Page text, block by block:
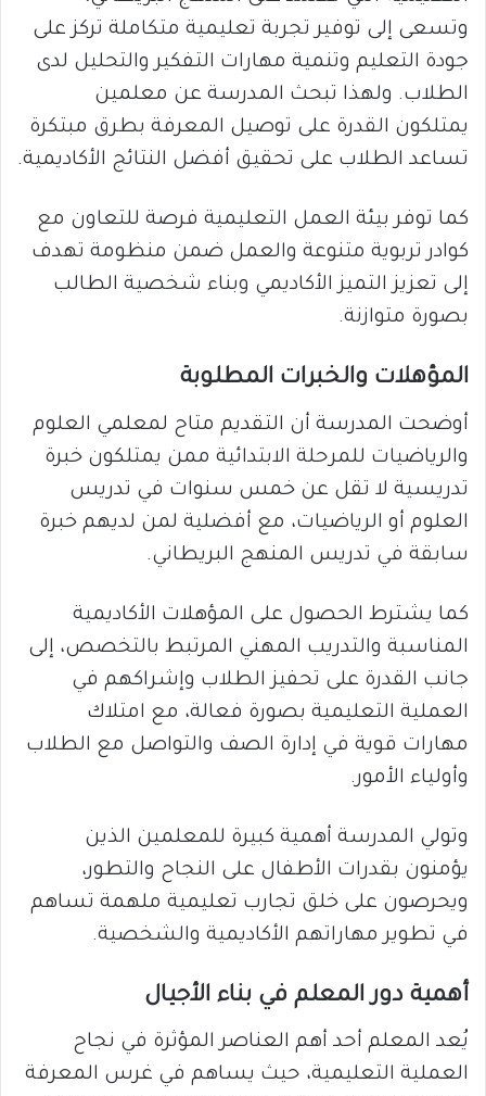
وتسعى إلى توفير تجربة تعليمية متكاملة تركز على
جودة التعليم وتنمية مهارات التفكير والتحليل لدى
الطلاب. ولهذا تبحث المدرسة عن معلمين
يمتلكون القدرة على توصيل المعرفة بطرق مبتكرة
تساعد الطلاب على تحقيق أفضل النتائج الأكاديمية.
كما توفر بيئة العمل التعليمية فرصة للتعاون مع
كوادر تربوية متنوعة والعمل ضمن منظومة تهدف
إلى تعزيز التميز الأكاديمي وبناء شخصية الطالب
بصورة متوازنة.
المؤهلات والخبرات المطلوبة
أوضحت المدرسة أن التقديم متاح لمعلمي العلوم
والرياضيات للمرحلة الابتدائية ممن يمتلكون خبرة
تدريسية لا تقل عن خمس سنوات في تدريس
العلوم أو الرياضيات، مع أفضلية لمن لديهم خبرة
سابقة في تدريس المنهج البريطاني.
كما يشترط الحصول على المؤهلات الأكاديمية
المناسبة والتدريب المهني المرتبط بالتخصص، إلى
جانب القدرة على تحفيز الطلاب وإشراكهم في
العملية التعليمية بصورة فعالة، مع امتلاك
مهارات قوية في إدارة الصف والتواصل مع الطلاب
وأولياء الأمور.
وتولي المدرسة أهمية كبيرة للمعلمين الذين
يؤمنون بقدرات الأطفال على النجاح والتطور،
ويحرصون على خلق تجارب تعليمية ملهمة تساهم
في تطوير مهاراتهم الأكاديمية والشخصية.
أهمية دور المعلم في بناء الأجيال
يُعد المعلم أحد أهم العناصر المؤثرة في نجاح
العملية التعليمية، حيث يساهم في غرس المعرفة